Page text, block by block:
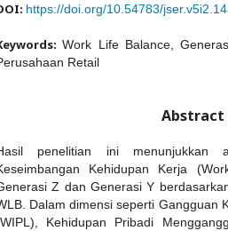
https://doi.org/10.54783/
Work Life Balance,
Retail
Abstract
penelitian ini menunjukkan
Kehidupan Kerja
Z dan Generasi Y
Dalam dimensi seperti Gangguan
Kehidupan Pribadi